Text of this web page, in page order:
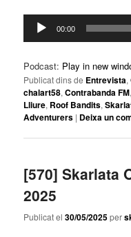
Reproductor
d'àudio
00:00
Podcast: Play in new
Publicat dins de Entrevista,
chalart58,Contrabanda FM,
Lliure, Roof Bandits,
Adventurers | Deixa un
[570] Skarlata
2025
Publicat el30/05/2025per